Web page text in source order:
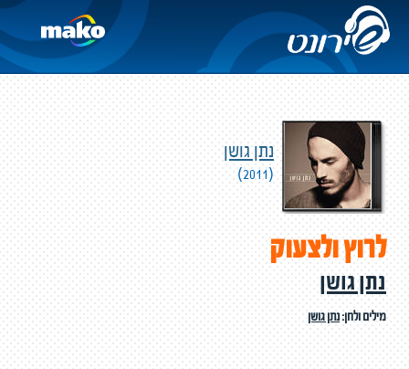
נתן גושן
(2011)
לרוץ ולצעוק
נתן גושן
מילים ולחן:נתן גושן